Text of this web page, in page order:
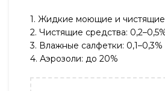
1. Жидкие моющие и чистящие
2. Чистящие средства:
3. Влажные салфетки: 0,1–0,3%
4. Аэрозоли: до 20%